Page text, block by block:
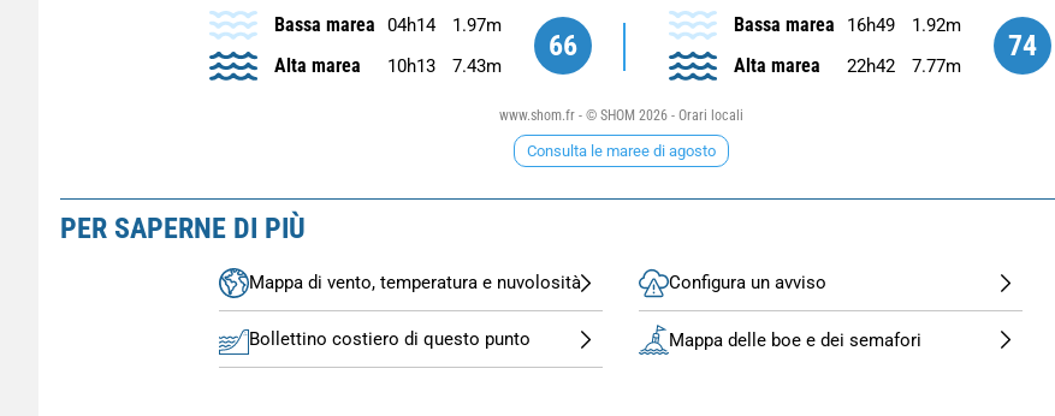
66
Bassa marea 04h14 1.97m
Alta marea 10h13 7.43m
74
Bassa marea 16h49 1.92m
Alta marea 22h42 7.77m
www.shom.fr - © SHOM 2026 - Orari locali
Consulta le maree di agosto
PER SAPERNE DI PIÙ
Mappa di vento, temperatura e nuvolosità
Bollettino costiero di questo punto
Configura un avviso
Mappa delle boe e dei semafori